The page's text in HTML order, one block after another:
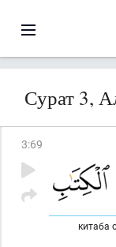
Сурат 3,
3:69
китаба